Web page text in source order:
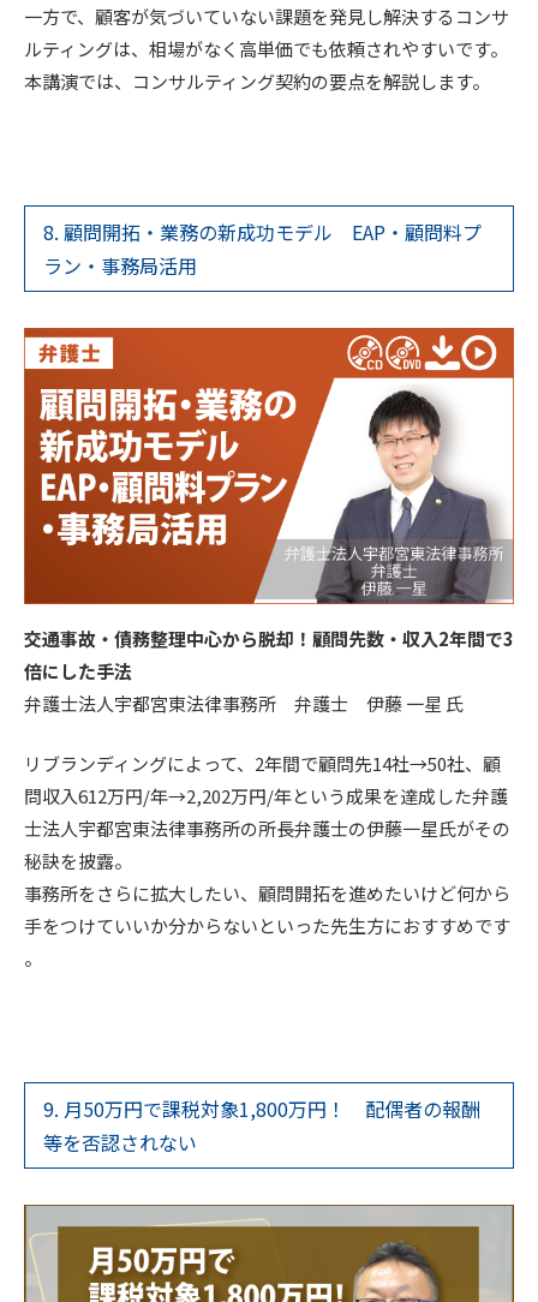
一方で、顧客が気づいていない課題を発見し解決するコンサ
ルティングは、相場がなく高単価でも依頼されやすいです。
本講演では、コンサルティング契約の要点を解説します。
8. 顧問開拓・業務の新成功モデル EAP・顧問料プ
ラン・事務局活用
交通事故・債務整理中心から脱却！顧問先数・収入2年間で3
倍にした手法
弁護士法人宇都宮東法律事務所 弁護士 伊藤 一星 氏
リブランディングによって、2年間で顧問先14社→50社、顧
問収入612万円/年→2,202万円/年という成果を達成した弁護
士法人宇都宮東法律事務所の所長弁護士の伊藤一星氏がその
秘訣を披露。
事務所をさらに拡大したい、顧問開拓を進めたいけど何から
手をつけていいか分からないといった先生方におすすめです
。
9. 月50万円で課税対象1,800万円！ 配偶者の報酬
等を否認されない